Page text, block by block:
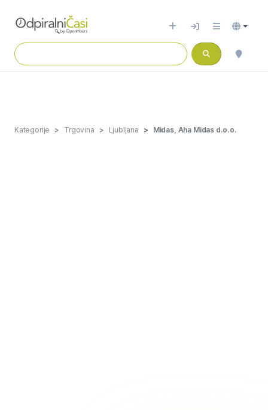
Kategorije Trgovina Ljubljana Midas, Aha Midas d.o.o.